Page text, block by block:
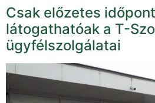
Csak előzetes
látogathatóak a T-
ügyfélszolgálatai